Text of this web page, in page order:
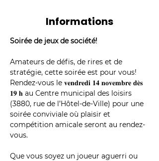
Informations
Soirée de jeux de société!
Amateurs de défis, de rires et de
stratégie, cette soirée est pour vous!
Rendez-vous le 𝐯𝐞𝐧𝐝𝐫𝐞𝐝𝐢 𝟏𝟒 𝐧𝐨𝐯𝐞𝐦𝐛𝐫𝐞 𝐝𝐞̀𝐬
𝟏𝟗 𝐡 au Centre municipal des loisirs
(3880, rue de l’Hôtel-de-Ville) pour une
soirée conviviale où plaisir et
compétition amicale seront au rendez-
vous.
Que vous soyez un joueur aguerri ou